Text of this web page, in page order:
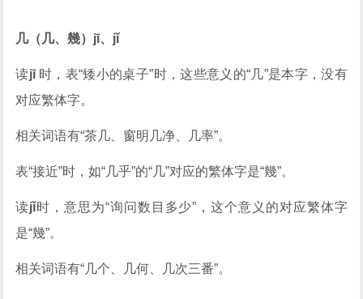
几（几、幾）jī、jǐ
读jī 时，表“矮小的桌子”时，这些意义的“几”是本字，没有
对应繁体字。
相关词语有“茶几、窗明几净、几率”。
表“接近”时，如“几乎”的“几”对应的繁体字是“幾”。
读jǐ时，意思为“询问数目多少”，这个意义的对应繁体字
是“幾”。
相关词语有“几个、几何、几次三番”。